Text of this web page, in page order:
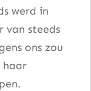
werd in
van steeds
ons zou
haar